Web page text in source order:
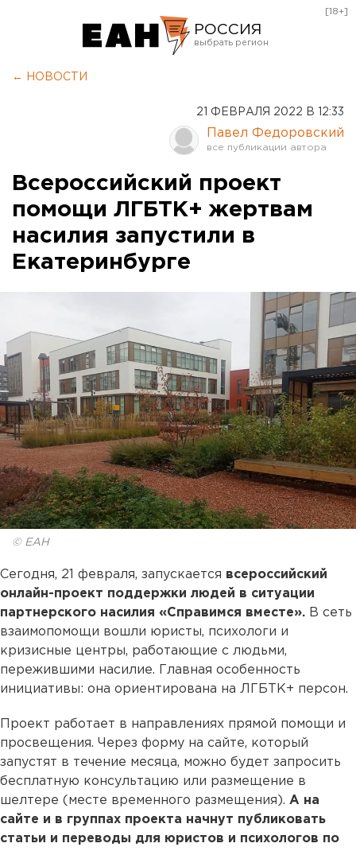
РОССИЯ
Оренбург
[18+]
← НОВОСТИ
21 ФЕВРАЛЯ 2022 В 12:33
Павел Федоровский
Всероссийский проект
помощи ЛГБТК+ жертвам
насилия запустили в
Екатеринбурге
© ЕАН
Сегодня, 21 февраля, запускается всероссийский
онлайн-проект поддержки людей в ситуации
партнерского насилия «Справимся вместе». В сеть
взаимопомощи вошли юристы, психологи и
кризисные центры, работающие с людьми,
пережившими насилие. Главная особенность
инициативы: она ориентирована на ЛГБТК+ персон.
Проект работает в направлениях прямой помощи и
просвещения. Через форму на сайте, который
запустят в течение месяца, можно будет запросить
бесплатную консультацию или размещение в
шелтере (месте временного размещения). А на
сайте и в группах проекта начнут публиковать
статьи и переводы для юристов и психологов по